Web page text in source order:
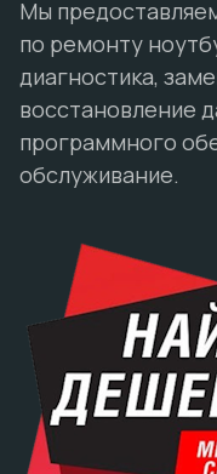
Мы
по ремонту
диагностика,
восстановление
программного
обслуживание.